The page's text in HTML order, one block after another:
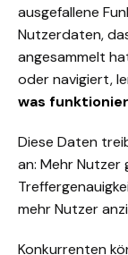
ausgefallene
Nutzerdaten,
angesammelt
oder navigiert,
was
Diese Daten
an: Mehr Nutzer
mehr Nutzer
Konkurrenten